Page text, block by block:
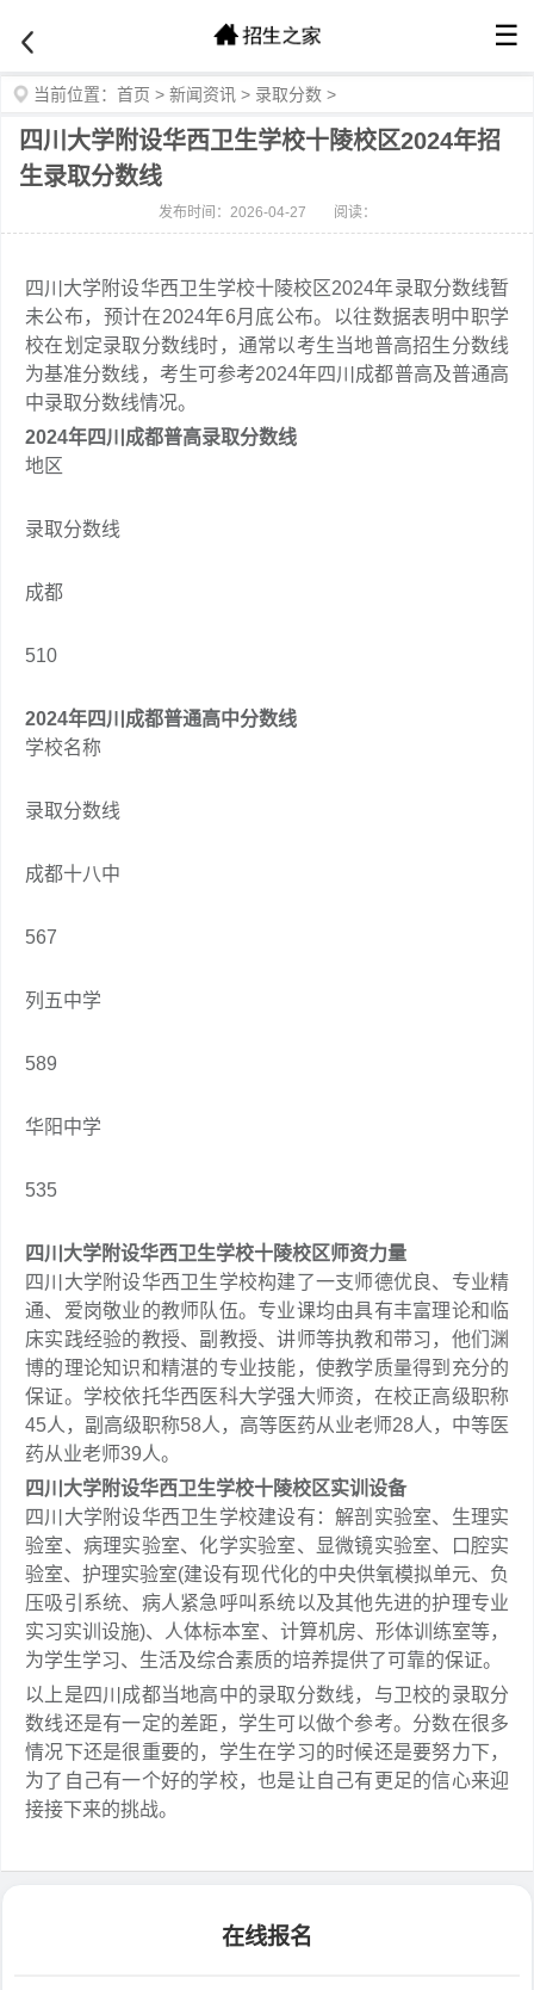
☰
当前位置： 首页 > 新闻资讯 > 录取分数 >
四川大学附设华西卫生学校十陵校区2024年招
生录取分数线
发布时间：2026-04-27 阅读：
四川大学附设华西卫生学校十陵校区2024年录取分数线暂
未公布，预计在2024年6月底公布。以往数据表明中职学
校在划定录取分数线时，通常以考生当地普高招生分数线
为基准分数线，考生可参考2024年四川成都普高及普通高
中录取分数线情况。
2024年四川成都普高录取分数线
地区
录取分数线
成都
510
2024年四川成都普通高中分数线
学校名称
录取分数线
成都十八中
567
列五中学
589
华阳中学
535
四川大学附设华西卫生学校十陵校区师资力量
四川大学附设华西卫生学校构建了一支师德优良、专业精
通、爱岗敬业的教师队伍。专业课均由具有丰富理论和临
床实践经验的教授、副教授、讲师等执教和带习，他们渊
博的理论知识和精湛的专业技能，使教学质量得到充分的
保证。学校依托华西医科大学强大师资，在校正高级职称
45人，副高级职称58人，高等医药从业老师28人，中等医
药从业老师39人。
四川大学附设华西卫生学校十陵校区实训设备
四川大学附设华西卫生学校建设有：解剖实验室、生理实
验室、病理实验室、化学实验室、显微镜实验室、口腔实
验室、护理实验室(建设有现代化的中央供氧模拟单元、负
压吸引系统、病人紧急呼叫系统以及其他先进的护理专业
实习实训设施)、人体标本室、计算机房、形体训练室等，
为学生学习、生活及综合素质的培养提供了可靠的保证。
以上是四川成都当地高中的录取分数线，与卫校的录取分
数线还是有一定的差距，学生可以做个参考。分数在很多
情况下还是很重要的，学生在学习的时候还是要努力下，
为了自己有一个好的学校，也是让自己有更足的信心来迎
接接下来的挑战。
在线报名